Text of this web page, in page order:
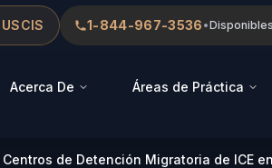
1-844-967-3536 •
Acerca De Áreas de Práctica
de Detención Migratoria de ICE